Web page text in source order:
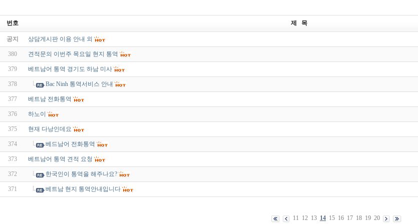
번호
제 목
공지 상담게시판 이용 안내 외
380 견적문의 이번주 목요일 현지 통역
379 베트남어 통역 경기도 하남 미사
378 Bac Ninh 통역서비스 안내
377 베트남 전화통역
376 하노이
375 현재 다낭인데요
374 베드남어 전화통역
373 베트남어 통역 견적 요청
372 한국인이 통역을 해주나요?
371 베트남 현지 통역안내입니다
11 12 13 14 15 16 17 18 19 20